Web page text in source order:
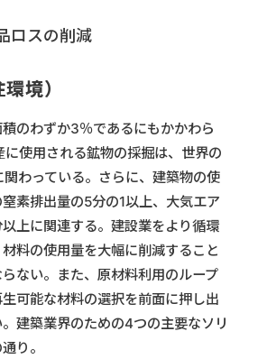
ロスの削減
境）
のわずか3％であるにもかかわら
に使用される鉱物の採掘は、世界の
わっている。さらに、建築物の使
素排出量の5分の1以上、大気エア
上に関連する。建設業をより循環
料の使用量を大幅に削減すること
ない。また、原材料利用のループ
可能な材料の選択を前面に押し出
建築業界のための4つの主要なソリ
り。